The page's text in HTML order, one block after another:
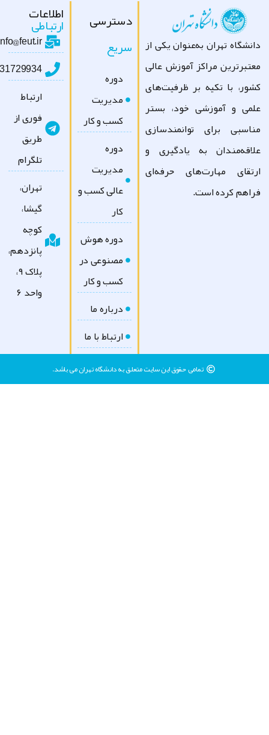
تهران به‌عنوان یکی از
مراکز آموزش عالی
با تکیه بر ظرفیت‌های
و آموزشی خود، بستر
برای توانمندسازی
به یادگیری و
مهارت‌های حرفه‌ای
کرده است.
دسترسی
سریع
دوره
مدیریت
کسب و کار
دوره
مدیریت
عالی کسب و
دوره هوش
مصنوعی در
کسب و کار
درباره ما
ارتباط با ما
اطلاعات
ارتباطی
info@feut.ir
09031729934
ارتباط
فوری از
طریق
تلگرام
تهران،
گیشا،
کوچه
پانزدهم،
پلاک ۹،
واحد ۶
تمامی حقوق این سایت متعلق به دانشگاه تهران می باشد.